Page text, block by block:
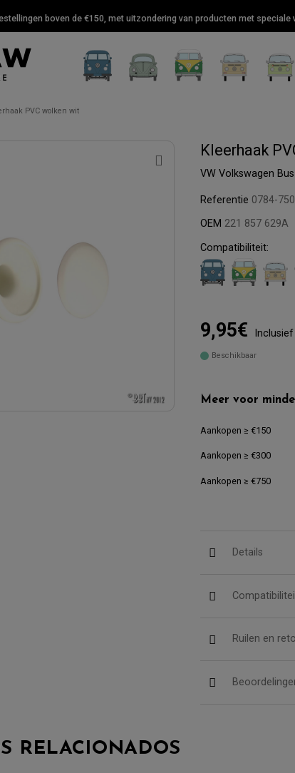
boven de €150, met uitzondering van producten met speciale
PVC wolken wit
Kleerhaak
VW Volkswagen
Referentie 0784-750
OEM 221 857 629A
Compatibiliteit:
9,95€
Beschikbaar
Meer voor
Aankopen ≥ €150
Aankopen ≥ €300
Aankopen ≥ €750
Details
Ruilen en
RELACIONADOS